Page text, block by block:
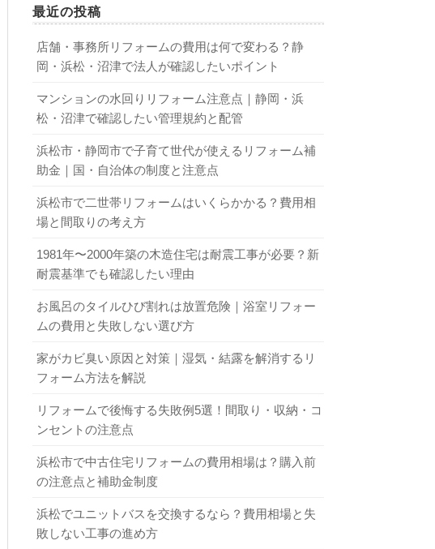
最近の投稿
店舗・事務所リフォームの費用は何で変わる？静
岡・浜松・沼津で法人が確認したいポイント
マンションの水回りリフォーム注意点｜静岡・浜
松・沼津で確認したい管理規約と配管
浜松市・静岡市で子育て世代が使えるリフォーム補
助金｜国・自治体の制度と注意点
浜松市で二世帯リフォームはいくらかかる？費用相
場と間取りの考え方
1981年〜2000年築の木造住宅は耐震工事が必要？新
耐震基準でも確認したい理由
お風呂のタイルひび割れは放置危険｜浴室リフォー
ムの費用と失敗しない選び方
家がカビ臭い原因と対策｜湿気・結露を解消するリ
フォーム方法を解説
リフォームで後悔する失敗例5選！間取り・収納・コ
ンセントの注意点
浜松市で中古住宅リフォームの費用相場は？購入前
の注意点と補助金制度
浜松でユニットバスを交換するなら？費用相場と失
敗しない工事の進め方